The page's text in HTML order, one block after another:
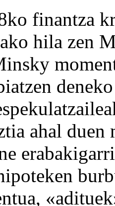
finantza
hila zen
ahal duen